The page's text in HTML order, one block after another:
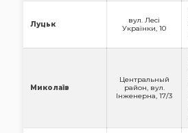
Луцьк
вул. Лесі
Українки, 10
Миколаїв
Центральный
район, вул.
Інженерна, 17/3